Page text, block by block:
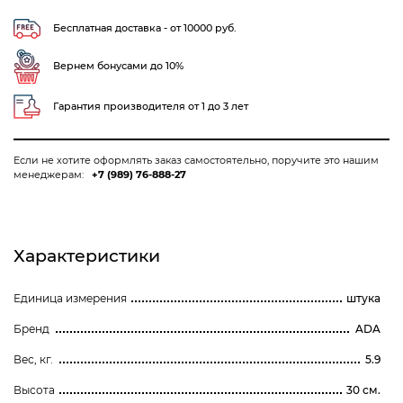
63
Бесплатная доставка - от 10000 руб.
Вернем бонусами до 10%
Гарантия производителя от 1 до 3 лет
Если не хотите оформлять заказ самостоятельно, поручите это нашим
менеджерам:
+7 (989) 76-888-27
Характеристики
Единица измерения штука
Бренд ADA
Вес, кг. 5.9
Высота 30 см.